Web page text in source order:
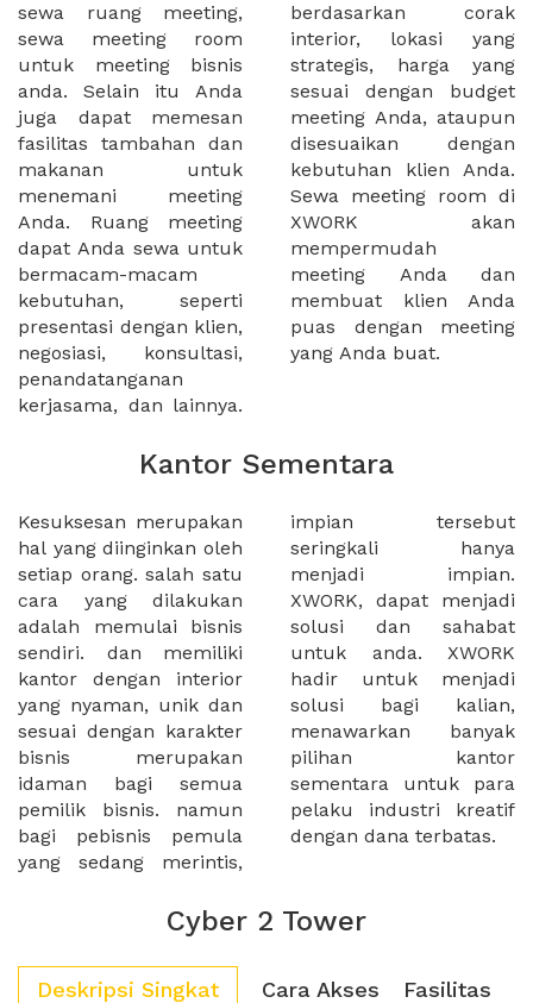
sewa ruang meeting,
sewa meeting room
untuk meeting bisnis
anda. Selain itu Anda
juga dapat memesan
fasilitas tambahan dan
makanan untuk
menemani meeting
Anda. Ruang meeting
dapat Anda sewa untuk
bermacam-macam
kebutuhan, seperti
presentasi dengan klien,
negosiasi, konsultasi,
penandatanganan
kerjasama, dan lainnya.
berdasarkan corak
interior, lokasi yang
strategis, harga yang
sesuai dengan budget
meeting Anda, ataupun
disesuaikan dengan
kebutuhan klien Anda.
Sewa meeting room di
XWORK akan
mempermudah
meeting Anda dan
membuat klien Anda
puas dengan meeting
yang Anda buat.
Kantor Sementara
Kesuksesan merupakan
hal yang diinginkan oleh
setiap orang. salah satu
cara yang dilakukan
adalah memulai bisnis
sendiri. dan memiliki
kantor dengan interior
yang nyaman, unik dan
sesuai dengan karakter
bisnis merupakan
idaman bagi semua
pemilik bisnis. namun
bagi pebisnis pemula
yang sedang merintis,
impian tersebut
seringkali hanya
menjadi impian.
XWORK, dapat menjadi
solusi dan sahabat
untuk anda. XWORK
hadir untuk menjadi
solusi bagi kalian,
menawarkan banyak
pilihan kantor
sementara untuk para
pelaku industri kreatif
dengan dana terbatas.
Cyber 2 Tower
Deskripsi Singkat Cara Akses Fasilitas